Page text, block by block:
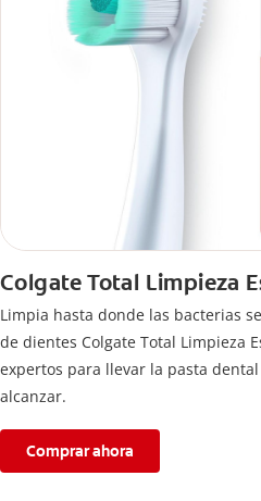
Colgate Total Limpieza
Limpia hasta donde las bacterias
de dientes Colgate Total Limpieza
expertos para llevar la pasta
alcanzar.
Comprar ahora